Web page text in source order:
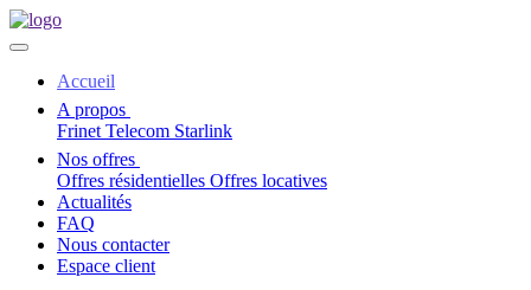
Accueil
A propos
Frinet Telecom Starlink
Nos offres
Offres résidentielles Offres locatives
Actualités
FAQ
Nous contacter
Espace client